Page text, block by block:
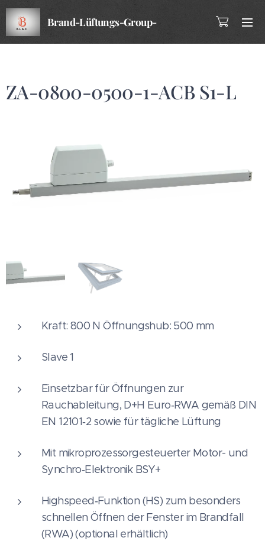
Brand-Lüftungs-Group-
ZA-0800-0500-1-ACB S1-L
Kraft: 800 N Öffnungshub: 500 mm
Slave 1
Einsetzbar für Öffnungen zur
Rauchableitung, D+H Euro‑RWA gemäß DIN
EN 12101‑2 sowie für tägliche Lüftung
Mit mikroprozessorgesteuerter Motor- und
Synchro‑Elektronik BSY+
Highspeed‑Funktion (HS) zum besonders
schnellen Öffnen der Fenster im Brandfall
(RWA) (optional erhältlich)